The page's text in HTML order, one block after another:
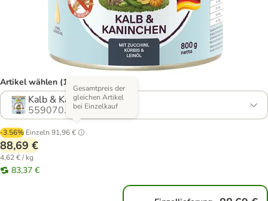
Artikel wählen (14 Varianten)
Kalb & Kaninchen
559070.1
-3.56% Einzeln 91,96 €
Gesamtpreis der
gleichen Artikel
bei Einzelkauf
88,69 €
4,62 € / kg
83,37 €